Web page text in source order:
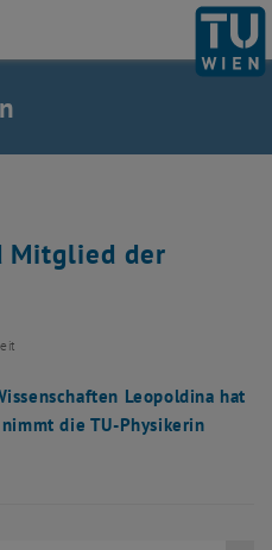
TU Wien Homepage
Mitglied der
Leopoldina hat
die TU-Physikerin